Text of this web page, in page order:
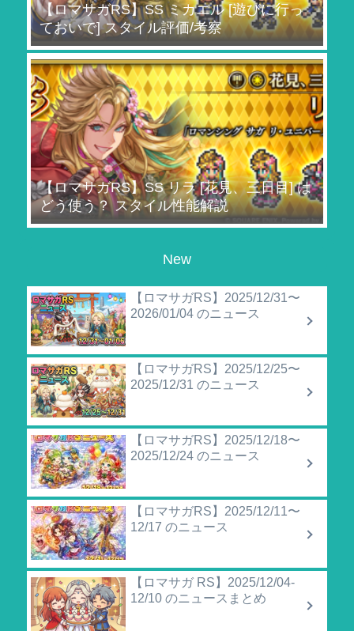
【ロマサガRS】SS ミカエル [遊びに行っ
ておいで] スタイル評価/考察
【ロマサガRS】SS リラ [花見、三日目] は
どう使う？ スタイル性能解説
New
【ロマサガRS】2025/12/31〜
2026/01/04 のニュース
【ロマサガRS】2025/12/25〜
2025/12/31 のニュース
【ロマサガRS】2025/12/18〜
2025/12/24 のニュース
【ロマサガRS】2025/12/11〜
12/17 のニュース
【ロマサガ RS】2025/12/04-
12/10 のニュースまとめ